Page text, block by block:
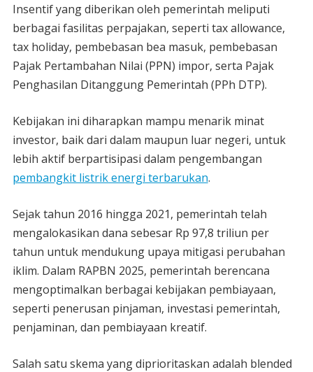
Insentif yang diberikan oleh pemerintah meliputi
berbagai fasilitas perpajakan, seperti tax allowance,
tax holiday, pembebasan bea masuk, pembebasan
Pajak Pertambahan Nilai (PPN) impor, serta Pajak
Penghasilan Ditanggung Pemerintah (PPh DTP).
Kebijakan ini diharapkan mampu menarik minat
investor, baik dari dalam maupun luar negeri, untuk
lebih aktif berpartisipasi dalam pengembangan
pembangkit listrik energi terbarukan.
Sejak tahun 2016 hingga 2021, pemerintah telah
mengalokasikan dana sebesar Rp 97,8 triliun per
tahun untuk mendukung upaya mitigasi perubahan
iklim. Dalam RAPBN 2025, pemerintah berencana
mengoptimalkan berbagai kebijakan pembiayaan,
seperti penerusan pinjaman, investasi pemerintah,
penjaminan, dan pembiayaan kreatif.
Salah satu skema yang diprioritaskan adalah blended